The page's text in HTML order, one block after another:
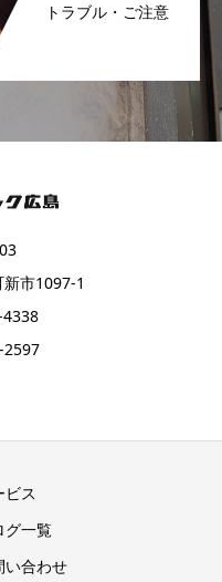
トラブル・ご注意
市1097-1
4338
2597
ビス
グ一覧
い合わせ